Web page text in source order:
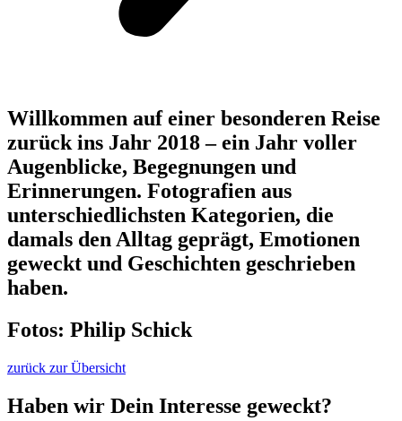
Willkommen auf einer besonderen Reise
zurück ins Jahr 2018 – ein Jahr voller
Augenblicke, Begegnungen und
Erinnerungen. Fotografien aus
unterschiedlichsten Kategorien, die
damals den Alltag geprägt, Emotionen
geweckt und Geschichten geschrieben
haben.
Fotos: Philip Schick
zurück zur Übersicht
Haben wir Dein Interesse geweckt?